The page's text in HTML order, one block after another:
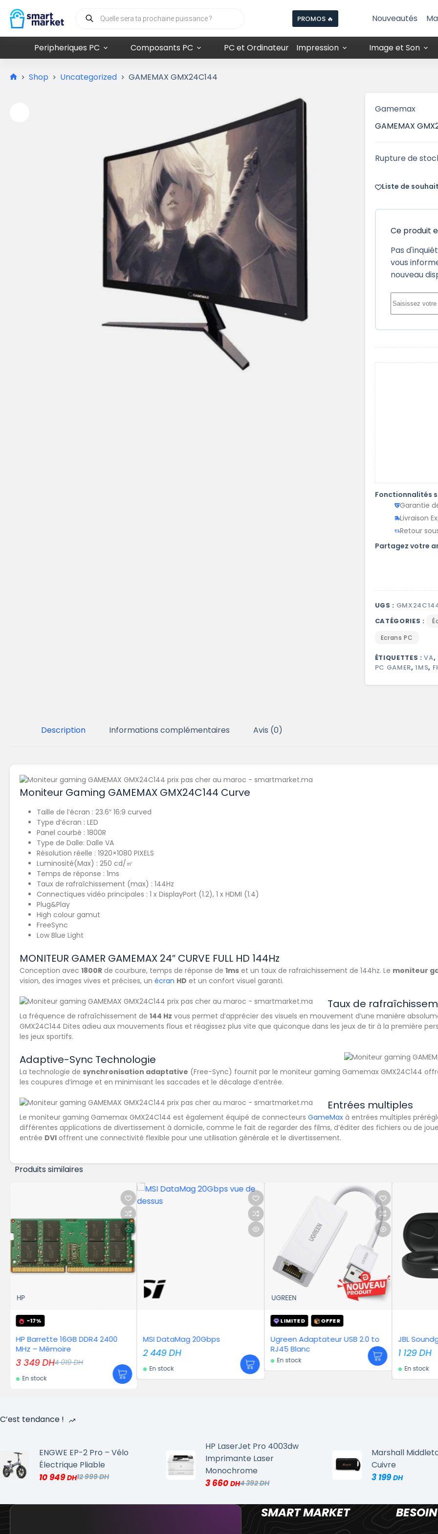
PROMOS 🔥 Nouveautés
Peripheriques PC Composants PC PC et Ordinateur Impression Image et Son
Shop Uncategorized GAMEMAX GMX24C144
Gamemax
GAMEMAX
Rupture de
Liste de
Ce produit
Pas
vous
nouveau
Fonctionnalités
Garantie
Livraison
Retour
Partagez votre
UGS :
CATÉGORIES :
Ecrans PC
ÉTIQUETTES :VA,
PC GAMER,1MS,
Description Informations complémentaires Avis (0)
Moniteur Gaming GAMEMAX GMX24C144 Curve
Taille de l’écran : 23.6″ 16:9 curved
Type d’écran : LED
Panel courbé : 1800R
Type de Dalle: Dalle VA
Résolution réelle : 1920×1080 PIXELS
Luminosité(Max) : 250 cd/㎡
Temps de réponse : 1ms
Taux de rafraîchissement (max) : 144Hz
Connectiques vidéo principales : 1 x DisplayPort (1.2), 1 x HDMI (1.4)
Plug&Play‎
High colour gamut‎
FreeSync‎
Low Blue Light
MONITEUR GAMER GAMEMAX 24″ CURVE FULL HD 144Hz
Conception avec 1800R de courbure, temps de réponse de 1ms et un taux de rafraichissement de 144hz. Le moniteur
vision, des images vives et précises, un écran HD et un confort visuel garanti.
Taux de
La fréquence de rafraîchissement de 144 Hz vous permet d’apprécier des visuels en mouvement d’une manière
GMX24C144 Dites adieu aux mouvements flous et réagissez plus vite que quiconque dans les jeux de tir à la première
les jeux sportifs.
Adaptive-Sync Technologie
La technologie de synchronisation adaptative (Free-Sync) fournit par le moniteur gaming Gamemax GMX24C144
les coupures d’image et en minimisant les saccades et le décalage d’entrée.
Entrées multiples
Le moniteur gaming Gamemax GMX24C144 est également équipé de connecteurs GameMax à entrées multiples
différentes applications de divertissement à domicile, comme le fait de regarder des films, d’éditer des fichiers ou de
entrée DVI offrent une connectivité flexible pour une utilisation générale et le divertissement.
Produits similaires
DDR4 2400
MSI DataMag 20Gbps
Ugreen Adaptateur USB 2.0 to
JBL Soundgear Sense – Noir
Électrique Pliable
12 999
10 949
Imprimante Laser
Monochrome
4 392
3 660
Cuivre
3 199
SMART MARKET